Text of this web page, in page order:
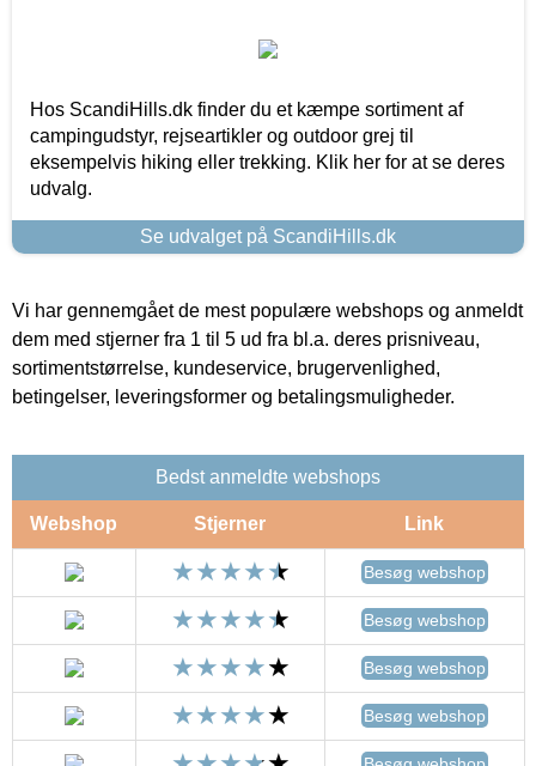
Hos ScandiHills.dk finder du et kæmpe sortiment af
campingudstyr, rejseartikler og outdoor grej til
eksempelvis hiking eller trekking. Klik her for at se deres
udvalg.
Se udvalget på ScandiHills.dk
Vi har gennemgået de mest populære webshops og anmeldt
dem med stjerner fra 1 til 5 ud fra bl.a. deres prisniveau,
sortimentstørrelse, kundeservice, brugervenlighed,
betingelser, leveringsformer og betalingsmuligheder.
Bedst anmeldte webshops
Webshop Stjerner Link
Besøg webshop
Besøg webshop
Besøg webshop
Besøg webshop